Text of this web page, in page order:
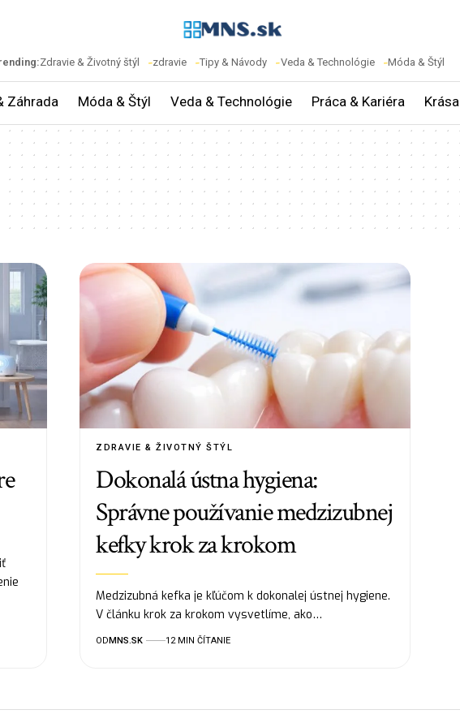
Zdravie & Životný štýl zdravie Tipy & Návody Veda & Technológie Móda & Štýl
Záhrada Móda & Štýl Veda & Technológie Práca & Kariéra Krása
ZDRAVIE & ŽIVOTNÝ ŠTÝL
Dokonalá ústna hygiena:
Správne používanie medzizubnej
kefky krok za krokom
Medzizubná kefka je kľúčom k dokonalej ústnej hygiene.
V článku krok za krokom vysvetlíme, ako…
ODMNS.SK 12 MIN ČÍTANIE